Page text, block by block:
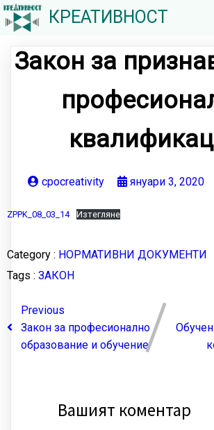
КРЕАТИВНОСТ
Закон за
cpocreativity януари 3, 2020
ZPPK_08_03_14 Изтегляне
Category : НОРМАТИВНИ ДОКУМЕНТИ
Tags : ЗАКОН
Previous
Закон за професионално
образование и обучение
Вашият коментар